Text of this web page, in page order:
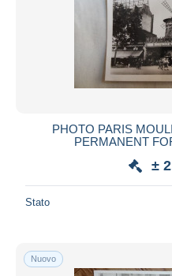
PHOTO PARIS
PERMANENT
±
Stato
Nuovo